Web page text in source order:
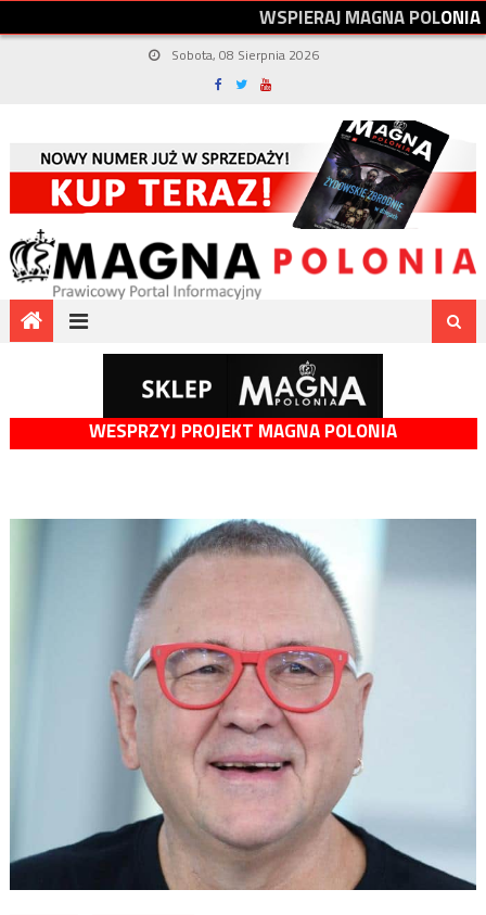
WSPIERAJMAGNAPOLONIA
Sobota, 08 Sierpnia 2026
WESPRZYJ PROJEKT MAGNA POLONIA